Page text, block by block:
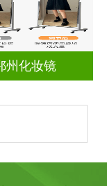
州化妆镜